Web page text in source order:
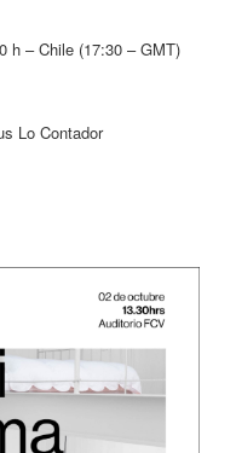
h – Chile (17:30 – GMT)
Lo Contador